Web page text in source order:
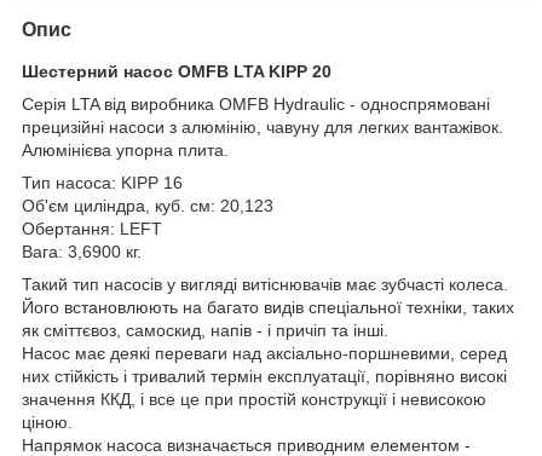
Опис
Шестерний насос OMFB LTA KIPP 20
Серія LTA від виробника OMFB Hydraulic - односпрямовані
прецизійні насоси з алюмінію, чавуну для легких вантажівок.
Алюмінієва упорна плита.
Тип насоса: KIPP 16
Об'єм циліндра, куб. см: 20,123
Обертання: LEFT
Вага: 3,6900 кг.
Такий тип насосів у вигляді витіснювачів має зубчасті колеса.
Його встановлюють на багато видів спеціальної техніки, таких
як сміттєвоз, самоскид, напів - і причіп та інші.
Насос має деякі переваги над аксіально-поршневими, серед
них стійкість і тривалий термін експлуатації, порівняно високі
значення ККД, і все це при простій конструкції і невисокою
ціною.
Напрямок насоса визначається приводним елементом -